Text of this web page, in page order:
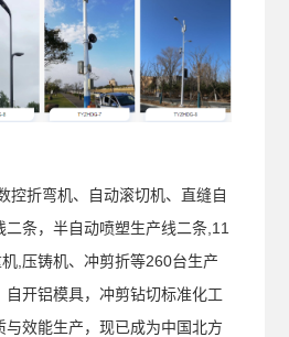
控折弯机、自动滚切机、直缝自
条，半自动喷塑生产线二条,11
,压铸机、冲剪折等260台生产
自开铝模具，冲剪钻切标准化工
与效能生产，现已成为中国北方